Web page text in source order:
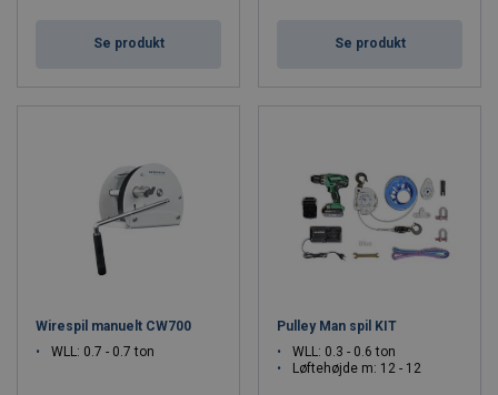
Se produkt Se produkt
Wirespil manuelt CW700
WLL: 0.7 - 0.7 ton
Pulley Man spil KIT
WLL: 0.3 - 0.6 ton
Løftehøjde m: 12 - 12